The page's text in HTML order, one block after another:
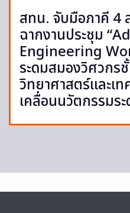
สทน. จับมือภาคี 4
ฉากงานประชุม
Engineering
ระดมสมองวิศวกร
วิทยาศาสตร์และเ
เคลื่อนนวัตกรรมร